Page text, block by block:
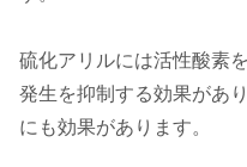
硫化アリルには活性酸素
発生を抑制する効果があ
にも効果があります。